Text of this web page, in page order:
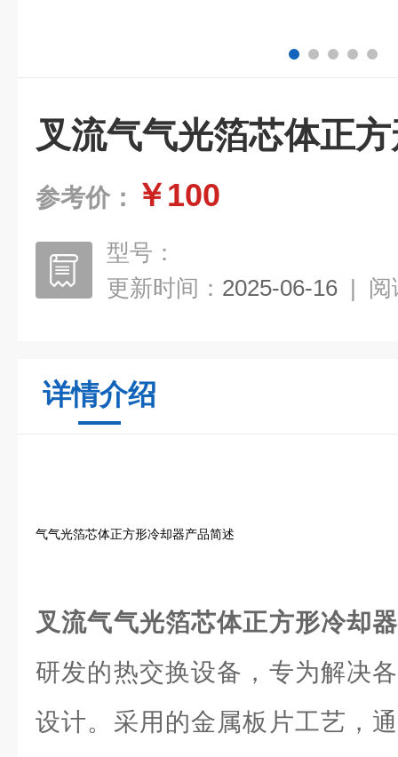
叉流气气光箔芯体正
参考价： ￥100
型号：
更新时间： 2025-06-16 | 阅
详情介绍
气气光箔芯体正方形冷却器产品简述
叉流气气光箔芯体正方形冷却器
研发的热交换设备，专为解决
设计。采用的金属板片工艺，